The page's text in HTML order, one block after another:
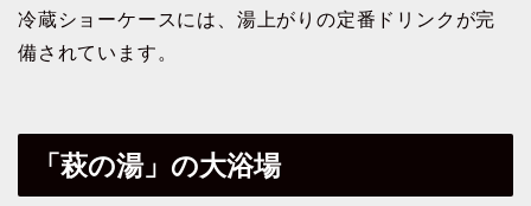
冷蔵ショーケースには、湯上がりの定番ドリンクが完
備されています。
「萩の湯」の大浴場